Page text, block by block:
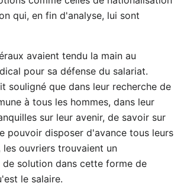
qui, en fin d'analyse, lui sont
avaient tendu la main au
pour sa défense du salariat.
souligné que dans leur recherche de
à tous les hommes, dans leur
sur leur avenir, de savoir sur
pouvoir disposer d'avance tous leurs
les ouvriers trouvaient un
de solution dans cette forme de
le salaire.